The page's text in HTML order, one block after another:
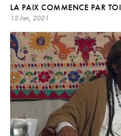
LA PAIX COMMENCE PAR TOI
12 Jan, 2021